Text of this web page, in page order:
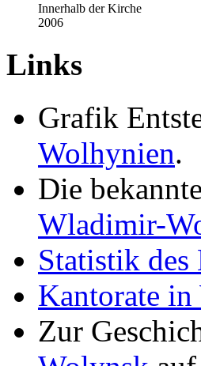
Innerhalb der Kirche
2006
Links
Grafik
Wolhynien.
Die
Wladimir-
Statistik des
Kantorate
Zur